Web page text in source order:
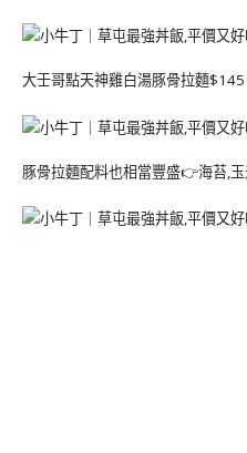
大壬哥點天神雞白湯豚骨拉麵$145
豚骨拉麵配料也相當豐盛👉海苔,